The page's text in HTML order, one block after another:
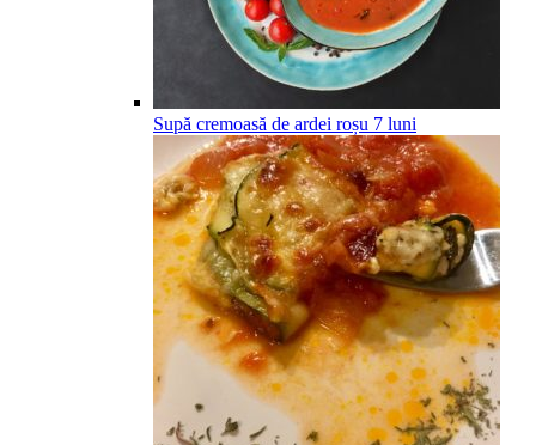
Supă cremoasă de ardei roșu 7 luni